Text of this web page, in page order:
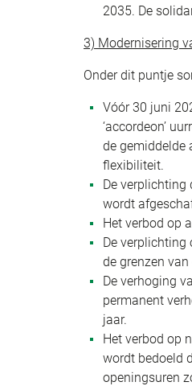
2035. De
3) Modernisering
Onder dit puntje
Vóór 30 juni
‘accordeon’
de gemiddelde
flexibiliteit.
De
wordt
Het verbod op
De verplichting
de grenzen
De verhoging
permanent
jaar.
Het verbod op
wordt bedoeld
openingsuren